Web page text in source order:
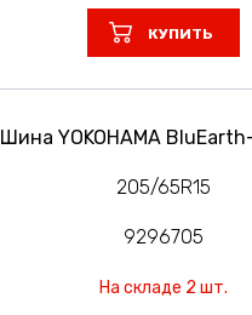
КУПИТЬ
Шина YOKOHAMA
205/65R15
9296705
На складе 2 шт.